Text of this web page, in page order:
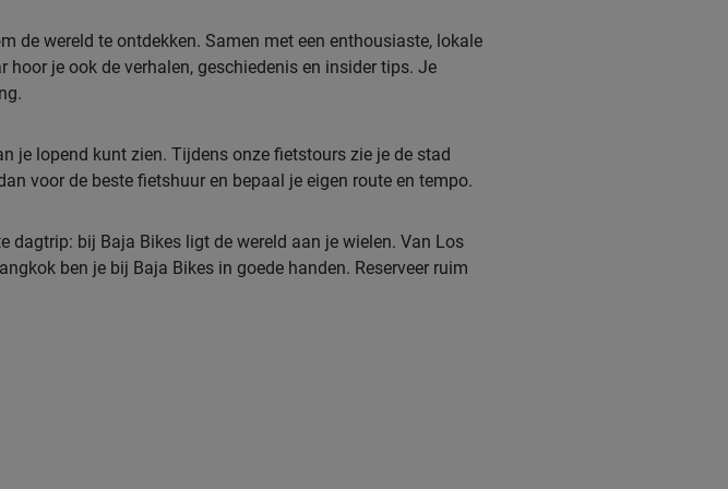
de wereld te ontdekken. Samen met een enthousiaste, lokale
je ook de verhalen, geschiedenis en insider tips. Je
je lopend kunt zien. Tijdens onze fietstours zie je de stad
voor de beste fietshuur en bepaal je eigen route en tempo.
dagtrip: bij Baja Bikes ligt de wereld aan je wielen. Van Los
ben je bij Baja Bikes in goede handen. Reserveer ruim